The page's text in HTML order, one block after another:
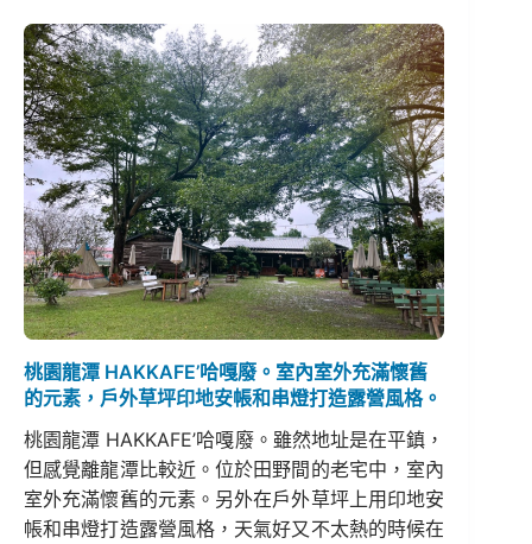
桃園龍潭 HAKKAFE’哈嘎廢。室內室外充滿懷舊
的元素，戶外草坪印地安帳和串燈打造露營風格。
桃園龍潭 HAKKAFE’哈嘎廢。雖然地址是在平鎮，
但感覺離龍潭比較近。位於田野間的老宅中，室內
室外充滿懷舊的元素。另外在戶外草坪上用印地安
帳和串燈打造露營風格，天氣好又不太熱的時候在